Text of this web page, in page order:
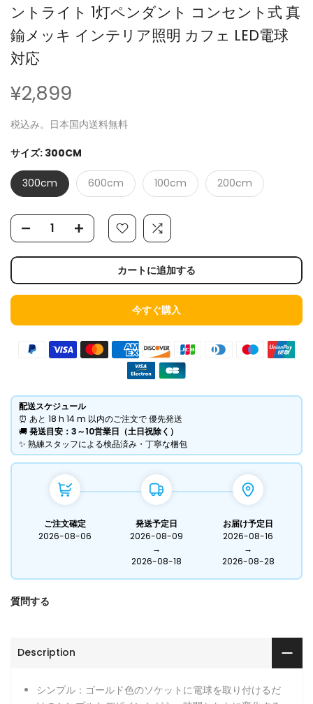
ントライト 1灯ペンダント コンセント式 真
鍮メッキ インテリア照明 カフェ LED電球
対応
¥2,899
税込み。日本国内送料無料
サイズ: 300CM
300cm 600cm 100cm 200cm
カートに追加する
今すぐ購入
配送スケジュール
⏰ あと 18 h 14 m 以内のご注文で 優先発送
​🚚発送目安：3～10営業日（土日祝除く）
​✨ 熟練スタッフによる検品済み・丁寧な梱包
ご注文確定
2026-08-06
発送予定日
2026-08-09
→
2026-08-18
お届け予定日
2026-08-16
→
2026-08-28
質問する
Description
シンプル：ゴールド色のソケットに電球を取り付けるだ